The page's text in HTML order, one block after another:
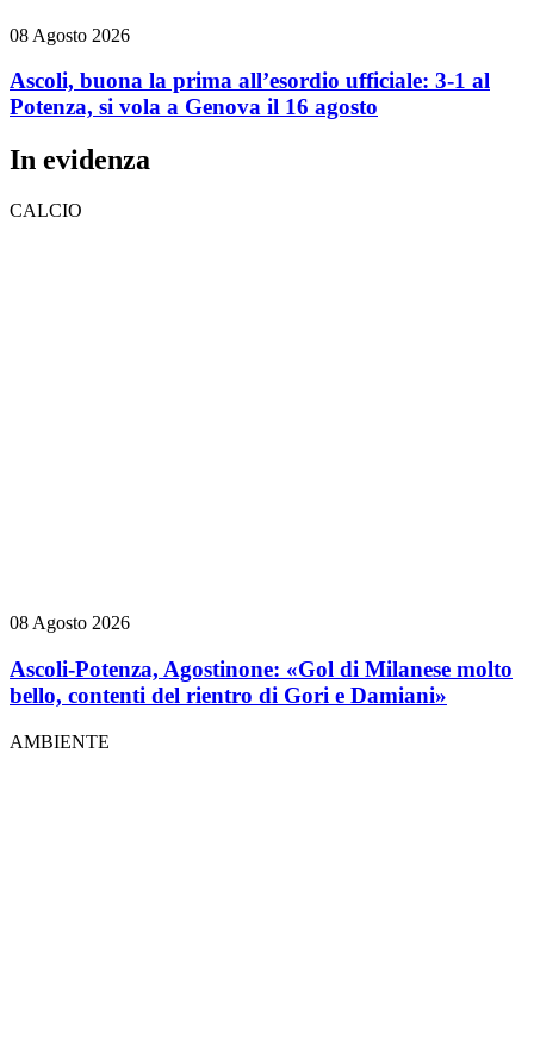
08 Agosto 2026
Ascoli, buona la prima all’esordio ufficiale: 3-1 al
Potenza, si vola a Genova il 16 agosto
In evidenza
CALCIO
08 Agosto 2026
Ascoli-Potenza, Agostinone: «Gol di Milanese molto
bello, contenti del rientro di Gori e Damiani»
AMBIENTE